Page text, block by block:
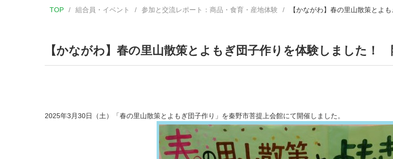
TOP 組合員・イベント 参加と交流レポート：商品・食育・産地体験 【かながわ】春の里山散策とよ
【かながわ】春の里山散策とよもぎ団子作りを体験しました！
2025年3月30日（土）「春の里山散策とよもぎ団子作り」を秦野市菩提上会館にて開催しました。